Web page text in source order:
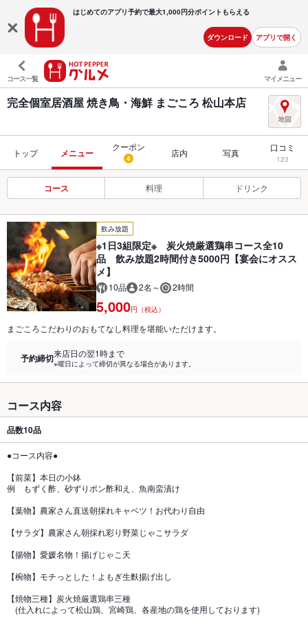
はじめてのアプリ予約で最大1,000円分ポイントもらえる
ダウンロード アプリで開く
コース一覧 マイメニュー
完全個室居酒屋 焼き鳥・海鮮 まごころ 松山本店
トップ メニュー
クーポン
4 店内 写真 口コミ
123
コース 料理 ドリンク
飲み放題
※1日3組限定※ 炭火焼厳選鶏串コース全10
品 飲み放題2時間付き5000円【宴会にオスス
メ】
10品 2名～ 2時間
5,000円（税込）
まごころこだわりのおもてなし料理を堪能いただけます。
予約締切来店日の翌1時まで
※曜日によって締切が異なる場合があります。
コース内容
品数10品
●コース内容●
【前菜】本日の小鉢
例 もずく酢、砂ずりポン酢和え、魚南蛮漬け
【葉物】農家さん直送朝採れキャベツ！お代わり自由
【サラダ】農家さん朝採れ彩り野菜じゃこサラダ
【揚物】愛媛名物！揚げじゃこ天
【椀物】モチっとした！よもぎ生麩揚げ出し
【焼物三種】炭火焼厳選鶏串三種
(仕入れによって松山鶏、宮崎鶏、各産地の鶏を使用しております)